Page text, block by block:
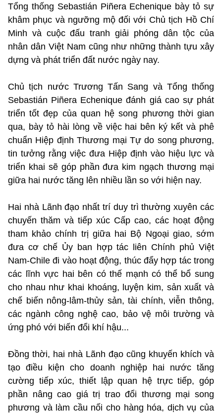
Tổng thống Sebastián Piñera Echenique bày tỏ sự
khâm phục và ngưỡng mộ đối với Chủ tịch Hồ Chí
Minh và cuộc đấu tranh giải phóng dân tộc của
nhân dân Việt Nam cũng như những thành tựu xây
dựng và phát triển đất nước ngày nay.
Chủ tịch nước Trương Tấn Sang và Tổng thống
Sebastián Piñera Echenique đánh giá cao sự phát
triển tốt đẹp của quan hệ song phương thời gian
qua, bày tỏ hài lòng về việc hai bên ký kết và phê
chuẩn Hiệp định Thương mại Tự do song phương,
tin tưởng rằng việc đưa Hiệp định vào hiệu lực và
triển khai sẽ góp phần đưa kim ngạch thương mại
giữa hai nước tăng lên nhiều lần so với hiện nay.
Hai nhà Lãnh đạo nhất trí duy trì thường xuyên các
chuyến thăm và tiếp xúc Cấp cao, các hoạt động
tham khảo chính trị giữa hai Bộ Ngoại giao, sớm
đưa cơ chế Ủy ban hợp tác liên Chính phủ Việt
Nam-Chile đi vào hoạt động, thúc đẩy hợp tác trong
các lĩnh vực hai bên có thế mạnh có thể bổ sung
cho nhau như khai khoáng, luyện kim, sản xuất và
chế biến nông-lâm-thủy sản, tài chính, viễn thông,
các ngành công nghệ cao, bảo vệ môi trường và
ứng phó với biến đổi khí hậu...
Đồng thời, hai nhà Lãnh đạo cũng khuyến khích và
tạo điều kiện cho doanh nghiệp hai nước tăng
cường tiếp xúc, thiết lập quan hệ trực tiếp, góp
phần nâng cao giá trị trao đổi thương mại song
phương và làm cầu nối cho hàng hóa, dịch vụ của